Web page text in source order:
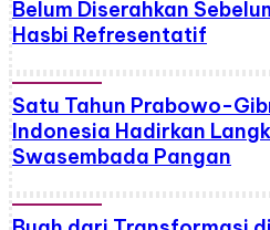
Belum Diserahkan
Hasbi Refresentatif
Satu Tahun Prabowo-
Indonesia Hadirkan
Swasembada Pangan